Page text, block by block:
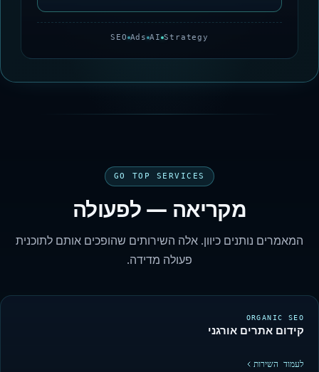
SEO Ads AI Strategy
GO TOP SERVICES
מקריאה — לפעולה
המאמרים נותנים כיוון. אלה השירותים שהופכים אותם לתוכנית
פעולה מדידה.
ORGANIC SEO
קידום אתרים אורגני
לעמוד השירות